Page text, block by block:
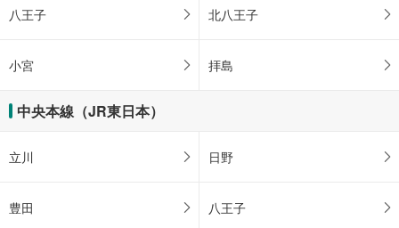
八王子 北八王子
小宮 拝島
中央本線（JR東日本）
立川 日野
豊田 八王子